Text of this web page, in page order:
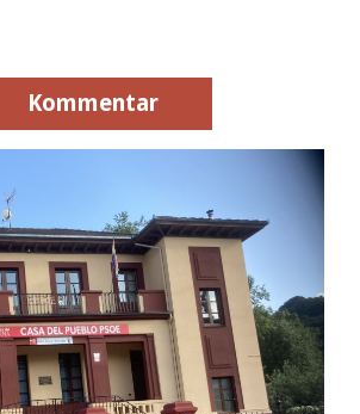
Kommentar
Kommentar